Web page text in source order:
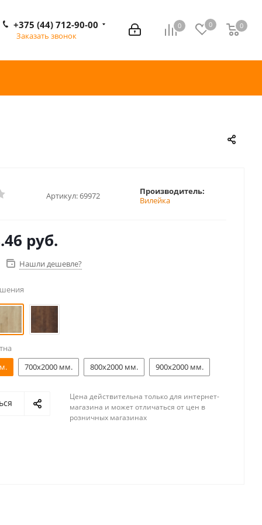
0 0 0
0
+375 (44) 712-90-00
Заказать звонок
Артикул:69972
Производитель:
Вилейка
руб.
Нашли дешевле?
700x2000 мм. 800x2000 мм. 900x2000 мм.
Цена действительна только для интернет-
магазина и может отличаться от цен в
розничных магазинах